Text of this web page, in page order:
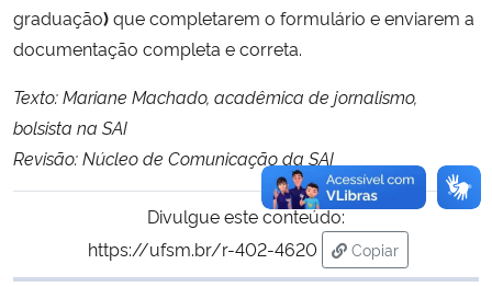
graduação)que completarem o formulário e enviarem a
documentação completa e correta.
Texto: Mariane Machado, acadêmica de jornalismo,
bolsista na SAI
Revisão: Núcleo de Comunicação da SAI
Divulgue este conteúdo:
https://ufsm.br/r-402-4620
Copiar
para área de